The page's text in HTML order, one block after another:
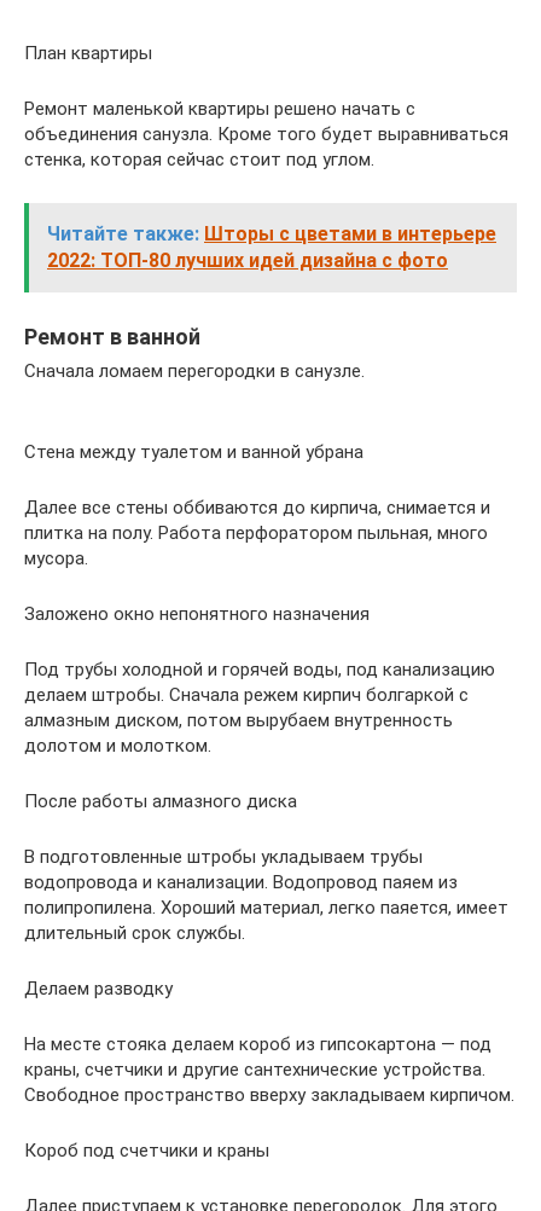
План квартиры
Ремонт маленькой квартиры решено начать с
объединения санузла. Кроме того будет выравниваться
стенка, которая сейчас стоит под углом.
Читайте также: Шторы с цветами в интерьере
2022: ТОП-80 лучших идей дизайна с фото
Ремонт в ванной
Сначала ломаем перегородки в санузле.
Стена между туалетом и ванной убрана
Далее все стены оббиваются до кирпича, снимается и
плитка на полу. Работа перфоратором пыльная, много
мусора.
Заложено окно непонятного назначения
Под трубы холодной и горячей воды, под канализацию
делаем штробы. Сначала режем кирпич болгаркой с
алмазным диском, потом вырубаем внутренность
долотом и молотком.
После работы алмазного диска
В подготовленные штробы укладываем трубы
водопровода и канализации. Водопровод паяем из
полипропилена. Хороший материал, легко паяется, имеет
длительный срок службы.
Делаем разводку
На месте стояка делаем короб из гипсокартона — под
краны, счетчики и другие сантехнические устройства.
Свободное пространство вверху закладываем кирпичом.
Короб под счетчики и краны
Далее приступаем к установке перегородок. Для этого